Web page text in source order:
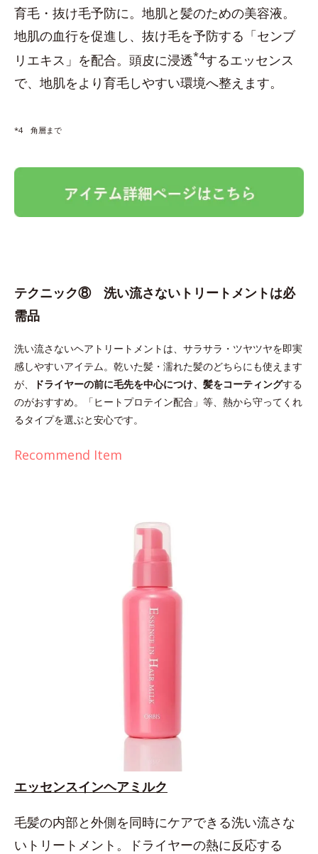
育毛・抜け毛予防に。地肌と髪のための美容液。
地肌の血行を促進し、抜け毛を予防する「センブ
リエキス」を配合。頭皮に浸透*4するエッセンス
で、地肌をより育毛しやすい環境へ整えます。
*4 角層まで
テクニック⑧ 洗い流さないトリートメントは必
需品
洗い流さないヘアトリートメントは、サラサラ・ツヤツヤを即実
感しやすいアイテム。乾いた髪・濡れた髪のどちらにも使えます
が、
ドライヤーの前に毛先を中心につけ、髪をコーティングする
のがおすすめ。「ヒートプロテイン配合」等、熱から守ってくれ
るタイプを選ぶと安心です。
Recommend Item
エッセンスインヘアミルク
毛髪の内部と外側を同時にケアできる洗い流さな
いトリートメント。ドライヤーの熱に反応する